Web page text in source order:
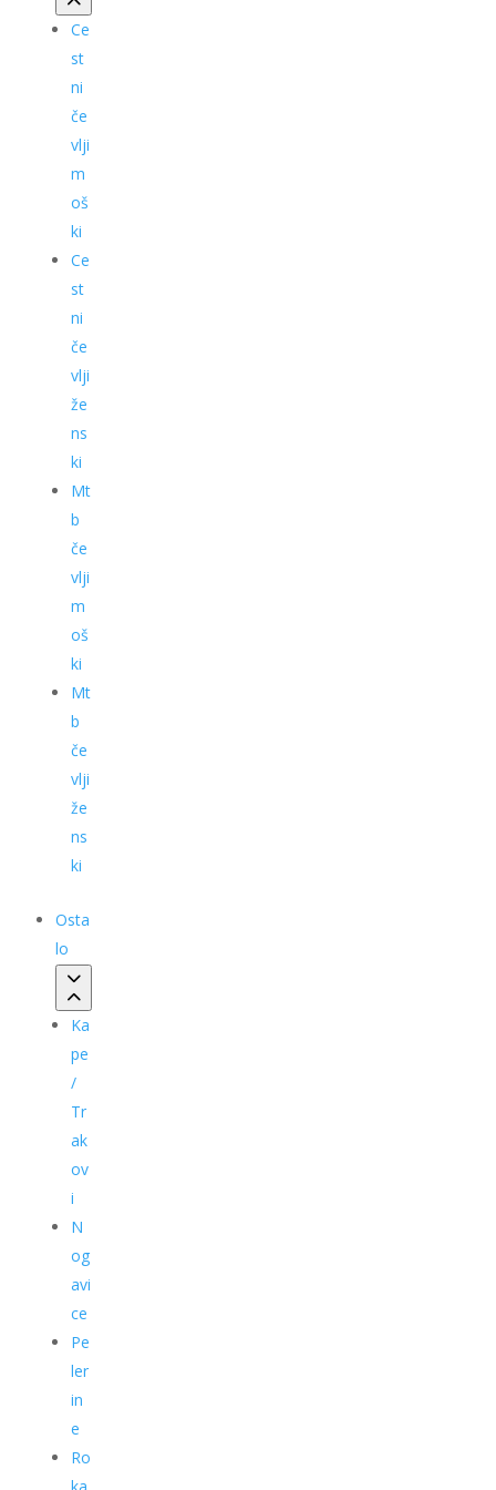
Ce
st
ni
če
vlji
m
oš
ki
Ce
st
ni
če
vlji
že
ns
ki
Mt
b
če
vlji
m
oš
ki
Mt
b
če
vlji
že
ns
ki
Osta
lo
Ka
pe
/
Tr
ak
ov
i
N
og
avi
ce
Pe
ler
in
e
Ro